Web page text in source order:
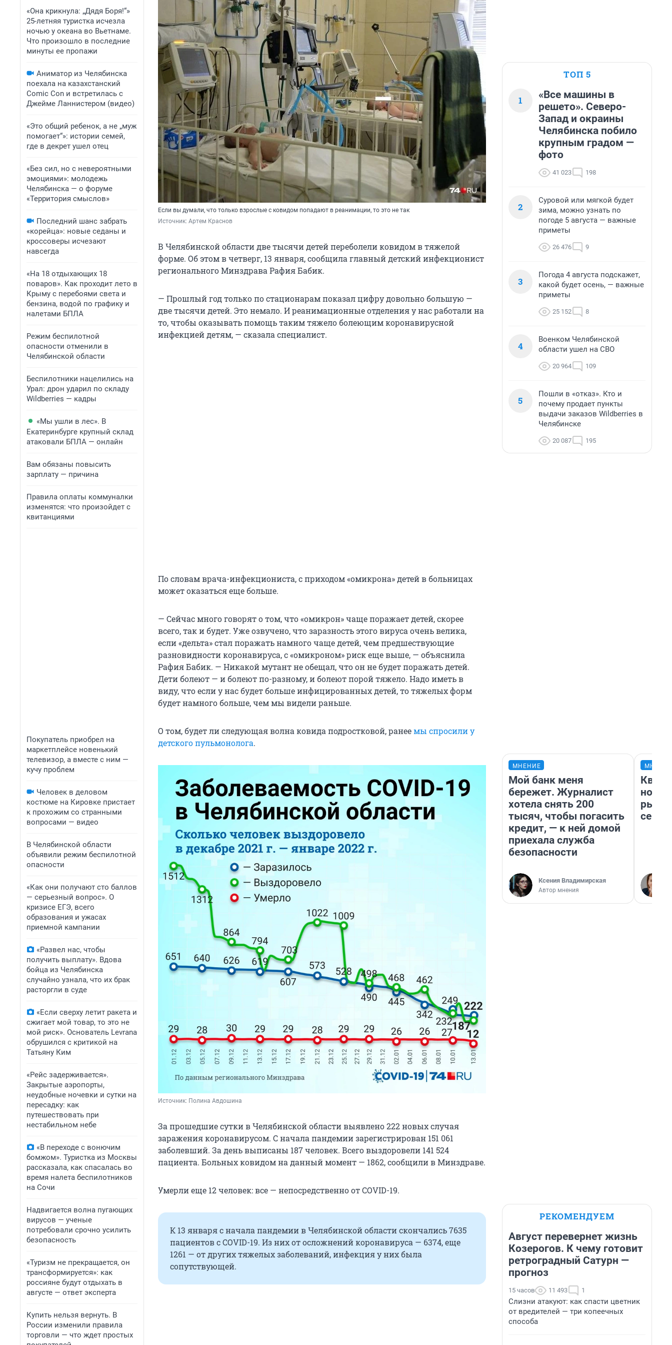
«Она крикнула: „Дядя Боря!“»
25-летняя туристка исчезла
ночью у океана во Вьетнаме.
Что произошло в последние
минуты ее пропажи
Аниматор из Челябинска
поехала на казахстанский
Comic Con и встретилась с
Джейме Ланнистером (видео)
«Это общий ребенок, а не „муж
помогает“»: истории семей,
где в декрет ушел отец
«Без сил, но с невероятными
эмоциями»: молодежь
Челябинска — о форуме
«Территория смыслов»
Последний шанс забрать
«корейца»: новые седаны и
кроссоверы исчезают
навсегда
«На 18 отдыхающих 18
поваров». Как проходит лето в
Крыму с перебоями света и
бензина, водой по графику и
налетами БПЛА
Режим беспилотной
опасности отменили в
Челябинской области
Беспилотники нацелились на
Урал: дрон ударил по складу
Wildberries — кадры
«Мы ушли в лес». В
Екатеринбурге крупный склад
атаковали БПЛА — онлайн
Вам обязаны повысить
зарплату — причина
Правила оплаты коммуналки
изменятся: что произойдет с
квитанциями
Покупатель приобрел на
маркетплейсе новенький
телевизор, а вместе с ним —
кучу проблем
Человек в деловом
костюме на Кировке пристает
к прохожим со странными
вопросами — видео
В Челябинской области
объявили режим беспилотной
опасности
«Как они получают сто баллов
— серьезный вопрос». О
кризисе ЕГЭ, всего
образования и ужасах
приемной кампании
«Развел нас, чтобы
получить выплату». Вдова
бойца из Челябинска
случайно узнала, что их брак
расторгли в суде
«Если сверху летит ракета и
сжигает мой товар, то это не
мой риск». Основатель Levrana
обрушился с критикой на
Татьяну Ким
«Рейс задерживается».
Закрытые аэропорты,
неудобные ночевки и сутки на
пересадку: как
путешествовать при
нестабильном небе
«В переходе с вонючим
бомжом». Туристка из Москвы
рассказала, как спасалась во
время налета беспилотников
на Сочи
Надвигается волна пугающих
вирусов — ученые
потребовали срочно усилить
безопасность
«Туризм не прекращается, он
трансформируется»: как
россияне будут отдыхать в
августе — ответ эксперта
Купить нельзя вернуть. В
России изменили правила
торговли — что ждет простых
Если вы думали, что только взрослые с ковидом попадают в реанимации, то это не так
Источник: Артем Краснов
В Челябинской области две тысячи детей переболели ковидом в тяжелой
форме. Об этом в четверг, 13 января, сообщила главный детский инфекционист
регионального Минздрава Рафия Бабик.
— Прошлый год только по стационарам показал цифру довольно большую —
две тысячи детей. Это немало. И реанимационные отделения у нас работали на
то, чтобы оказывать помощь таким тяжело болеющим коронавирусной
инфекцией детям, — сказала специалист.
По словам врача-инфекциониста, с приходом «омикрона» детей в больницах
может оказаться еще больше.
— Сейчас много говорят о том, что «омикрон» чаще поражает детей, скорее
всего, так и будет. Уже озвучено, что заразность этого вируса очень велика,
если «дельта» стал поражать намного чаще детей, чем предшествующие
разновидности коронавируса, с «омикроном» риск еще выше, — объяснила
Рафия Бабик. — Никакой мутант не обещал, что он не будет поражать детей.
Дети болеют — и болеют по-разному, и болеют порой тяжело. Надо иметь в
виду, что если у нас будет больше инфицированных детей, то тяжелых форм
будет намного больше, чем мы видели раньше.
О том, будет ли следующая волна ковида подростковой, ранеемы спросили у
детского пульмонолога.
Источник: Полина Авдошина
За прошедшие сутки в Челябинской области выявлено 222 новых случая
заражения коронавирусом. С начала пандемии зарегистрирован 151 061
заболевший. За день выписаны 187 человек. Всего выздоровели 141 524
пациента. Больных ковидом на данный момент — 1862, сообщили в Минздраве.
Умерли еще 12 человек: все — непосредственно от COVID-19.
К 13 января с начала пандемии в Челябинской области скончались 7635
пациентов с COVID-19. Из них от осложнений коронавируса — 6374, еще
1261 — от других тяжелых заболеваний, инфекция у них была
сопутствующей.
ТОП 5
1
«Все машины в
решето». Северо-
Запад и окраины
Челябинска побило
крупным градом —
фото
41 023 198
2
Суровой или мягкой будет
зима, можно узнать по
погоде 5 августа — важные
приметы
26 476 9
3
Погода 4 августа подскажет,
какой будет осень, — важные
приметы
25 152 8
4
Военком Челябинской
области ушел на СВО
20 964 109
5
Пошли в «отказ». Кто и
почему продает пункты
выдачи заказов Wildberries в
Челябинске
20 087 195
МНЕНИЕ
Мой банк меня
бережет. Журналист
хотела снять 200
тысяч, чтобы погасить
кредит, — к ней домой
приехала служба
безопасности
Ксения Владимирская
Автор мнения
но
РЕКОМЕНДУЕМ
Август перевернет жизнь
Козерогов. К чему готовит
ретроградный Сатурн —
прогноз
15 часов 11 493 1
Слизни атакуют: как спасти цветник
от вредителей — три копеечных
способа